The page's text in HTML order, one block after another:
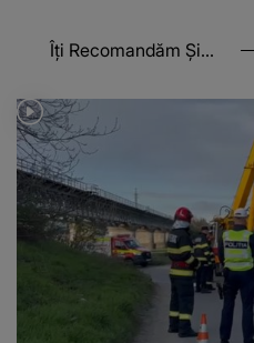
Îți Recomandăm Și...